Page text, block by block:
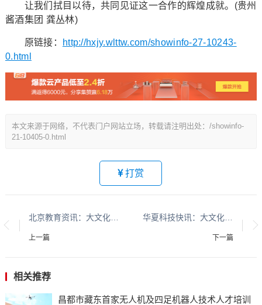
让我们拭目以待，共同见证这一合作的辉煌成就。(贵州
酱酒集团 龚丛林)
原链接：
http://hxjy.wlttw.com/showinfo-27-10243-
0.html
本文来源于网络，不代表门户网站立场，转载请注明出处：/showinfo-
21-10405-0.html
打赏
北京教育资讯：大文化系列报道：贵州酱香酒文化系列报道之二
上一篇
华夏科技快讯：大文化系列报道：贵州酱香酒文化系列报道之二
下一篇
相关推荐
昌都市藏东首家无人机及四足机器人技术人才培训